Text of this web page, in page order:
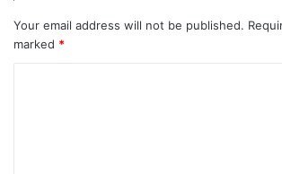
Your email address will not be published.
marked *